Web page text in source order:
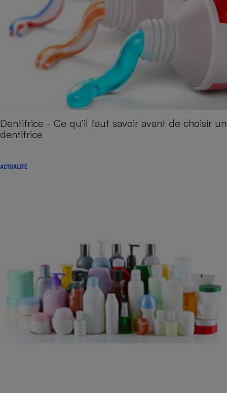
Dentifrice - Ce qu’il faut savoir avant de choisir un
dentifrice
ACTUALITÉ